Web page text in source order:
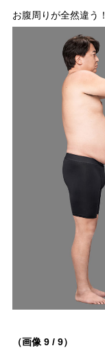
お腹周りが全然違う！
（画像 9 / 9）